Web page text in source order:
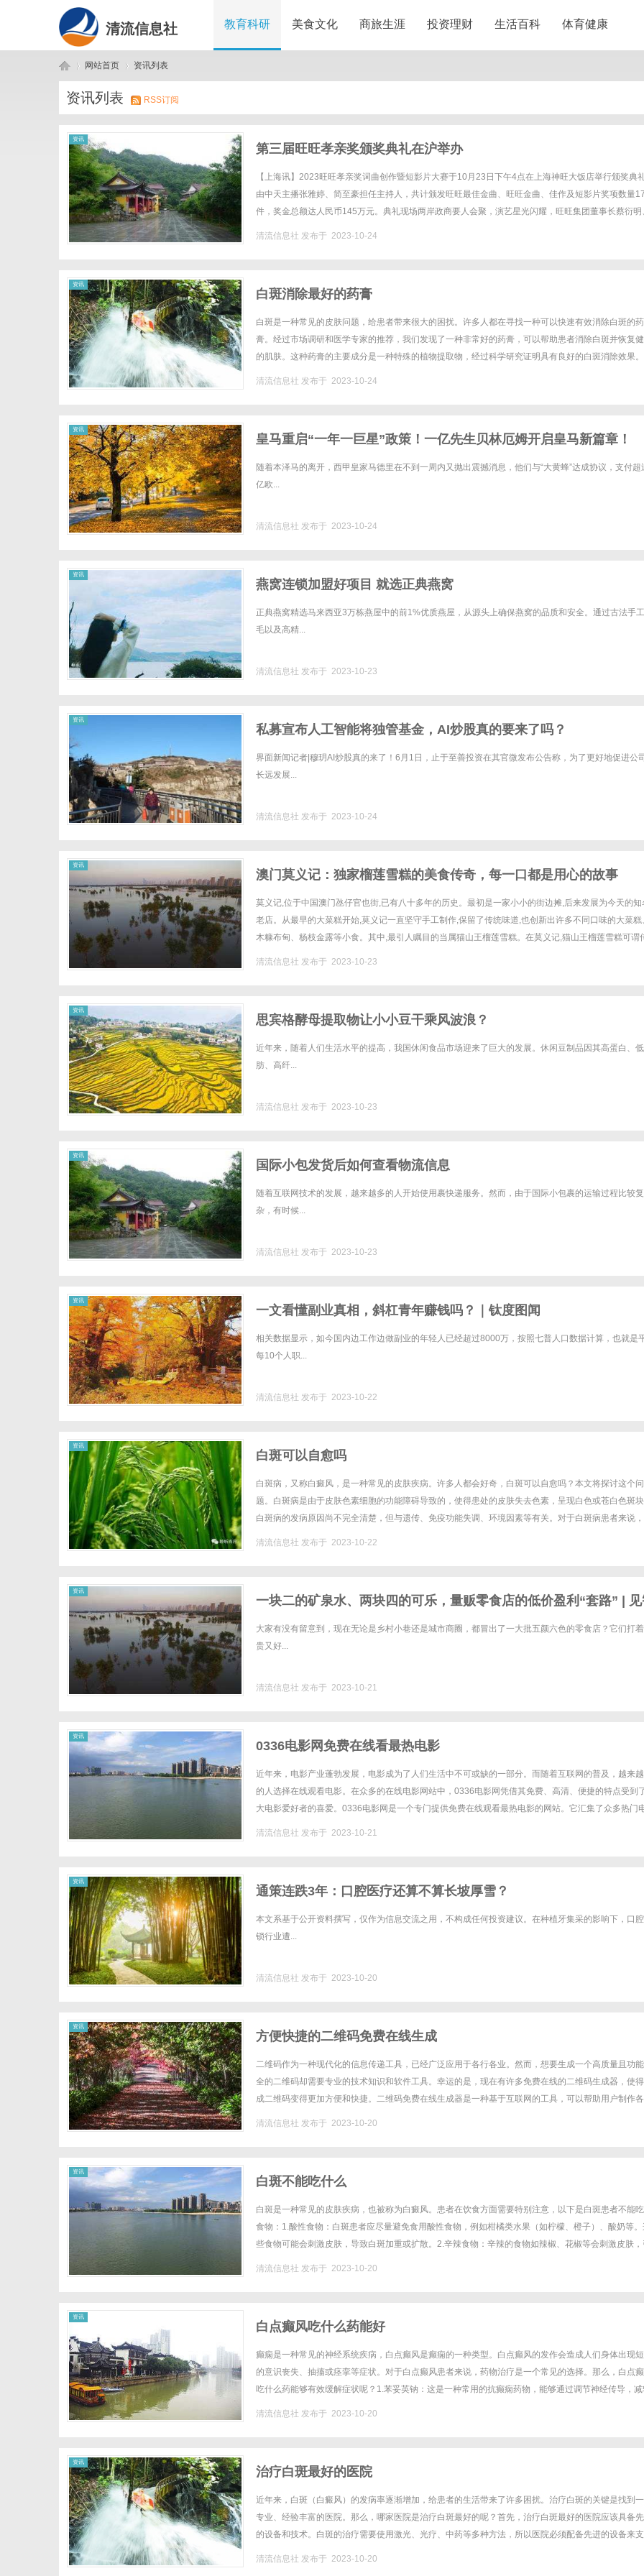
清流信息社 教育科研 美食文化 商旅生涯 投资理财 生活百科 体育健康
清 ›
网站首页
›
资讯列表
资讯列表 RSS订阅
资讯
第三届旺旺孝亲奖颁奖典礼在沪举办
【上海讯】2023旺旺孝亲奖词曲创作暨短影片大赛于10月23日下午4点在上海神旺大饭店举行颁奖典
由中天主播张雅婷、简至豪担任主持人，共计颁发旺旺最佳金曲、旺旺金曲、佳作及短影片奖项数量
件，奖金总额达人民币145万元。典礼现场两岸政商要人会聚，演艺星光闪耀，旺旺集团董事长蔡衍明
清流信息社 发布于 2023-10-24
资讯
白斑消除最好的药膏
白斑是一种常见的皮肤问题，给患者带来很大的困扰。许多人都在寻找一种可以快速有效消除白斑的药
膏。经过市场调研和医学专家的推荐，我们发现了一种非常好的药膏，可以帮助患者消除白斑并恢复
的肌肤。这种药膏的主要成分是一种特殊的植物提取物，经过科学研究证明具有良好的白斑消除效果
清流信息社 发布于 2023-10-24
资讯
皇马重启“一年一巨星”政策！一亿先生贝林厄姆开启皇马新篇章！
随着本泽马的离开，西甲皇家马德里在不到一周内又抛出震撼消息，他们与“大黄蜂”达成协议，支付超
亿欧...
清流信息社 发布于 2023-10-24
资讯
燕窝连锁加盟好项目 就选正典燕窝
正典燕窝精选马来西亚3万栋燕屋中的前1%优质燕屋，从源头上确保燕窝的品质和安全。通过古法手
毛以及高精...
清流信息社 发布于 2023-10-23
资讯
私募宣布人工智能将独管基金，AI炒股真的要来了吗？
界面新闻记者|穆玥AI炒股真的来了！6月1日，止于至善投资在其官微发布公告称，为了更好地促进公
长远发展...
清流信息社 发布于 2023-10-24
资讯
澳门莫义记：独家榴莲雪糕的美食传奇，每一口都是用心的故事
莫义记,位于中国澳门氹仔官也街,已有八十多年的历史。最初是一家小小的街边摊,后来发展为今天的知
老店。从最早的大菜糕开始,莫义记一直坚守手工制作,保留了传统味道,也创新出许多不同口味的大菜糕
木糠布甸、杨枝金露等小食。其中,最引人瞩目的当属猫山王榴莲雪糕。在莫义记,猫山王榴莲雪糕可谓
清流信息社 发布于 2023-10-23
资讯
思宾格酵母提取物让小小豆干乘风波浪？
近年来，随着人们生活水平的提高，我国休闲食品市场迎来了巨大的发展。休闲豆制品因其高蛋白、
肪、高纤...
清流信息社 发布于 2023-10-23
资讯
国际小包发货后如何查看物流信息
随着互联网技术的发展，越来越多的人开始使用裹快递服务。然而，由于国际小包裹的运输过程比较复
杂，有时候...
清流信息社 发布于 2023-10-23
资讯
一文看懂副业真相，斜杠青年赚钱吗？｜钛度图闻
相关数据显示，如今国内边工作边做副业的年轻人已经超过8000万，按照七普人口数据计算，也就是
每10个人职...
清流信息社 发布于 2023-10-22
资讯
白斑可以自愈吗
白斑病，又称白癜风，是一种常见的皮肤疾病。许多人都会好奇，白斑可以自愈吗？本文将探讨这个问
题。白斑病是由于皮肤色素细胞的功能障碍导致的，使得患处的皮肤失去色素，呈现白色或苍白色斑块
白斑病的发病原因尚不完全清楚，但与遗传、免疫功能失调、环境因素等有关。对于白斑病患者来说
清流信息社 发布于 2023-10-22
资讯
一块二的矿泉水、两块四的可乐，量贩零食店的低价盈利“套路” |
研究
大家有没有留意到，现在无论是乡村小巷还是城市商圈，都冒出了一大批五颜六色的零食店？它们打着
贵又好...
清流信息社 发布于 2023-10-21
资讯
0336电影网免费在线看最热电影
近年来，电影产业蓬勃发展，电影成为了人们生活中不可或缺的一部分。而随着互联网的普及，越来
的人选择在线观看电影。在众多的在线电影网站中，0336电影网凭借其免费、高清、便捷的特点受到
大电影爱好者的喜爱。0336电影网是一个专门提供免费在线观看最热电影的网站。它汇集了众多热门
清流信息社 发布于 2023-10-21
资讯
通策连跌3年：口腔医疗还算不算长坡厚雪？
本文系基于公开资料撰写，仅作为信息交流之用，不构成任何投资建议。在种植牙集采的影响下，口
锁行业遭...
清流信息社 发布于 2023-10-20
资讯
方便快捷的二维码免费在线生成
二维码作为一种现代化的信息传递工具，已经广泛应用于各行各业。然而，想要生成一个高质量且功
全的二维码却需要专业的技术知识和软件工具。幸运的是，现在有许多免费在线的二维码生成器，使
成二维码变得更加方便和快捷。二维码免费在线生成器是一种基于互联网的工具，可以帮助用户制作
清流信息社 发布于 2023-10-20
资讯
白斑不能吃什么
白斑是一种常见的皮肤疾病，也被称为白癜风。患者在饮食方面需要特别注意，以下是白斑患者不能
食物：1.酸性食物：白斑患者应尽量避免食用酸性食物，例如柑橘类水果（如柠檬、橙子）、酸奶等
些食物可能会刺激皮肤，导致白斑加重或扩散。2.辛辣食物：辛辣的食物如辣椒、花椒等会刺激皮肤，
清流信息社 发布于 2023-10-20
资讯
白点癫风吃什么药能好
癫痫是一种常见的神经系统疾病，白点癫风是癫痫的一种类型。白点癫风的发作会造成人们身体出现
的意识丧失、抽搐或痉挛等症状。对于白点癫风患者来说，药物治疗是一个常见的选择。那么，白点
吃什么药能够有效缓解症状呢？1.苯妥英钠：这是一种常用的抗癫痫药物，能够通过调节神经传导，减
清流信息社 发布于 2023-10-20
资讯
治疗白斑最好的医院
近年来，白斑（白癜风）的发病率逐渐增加，给患者的生活带来了许多困扰。治疗白斑的关键是找到
专业、经验丰富的医院。那么，哪家医院是治疗白斑最好的呢？首先，治疗白斑最好的医院应该具备
的设备和技术。白斑的治疗需要使用激光、光疗、中药等多种方法，所以医院必须配备先进的设备来
清流信息社 发布于 2023-10-20